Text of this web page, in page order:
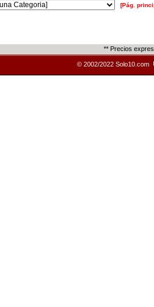
[Pág.
** Precios
© 2002/2022 Solo10.com